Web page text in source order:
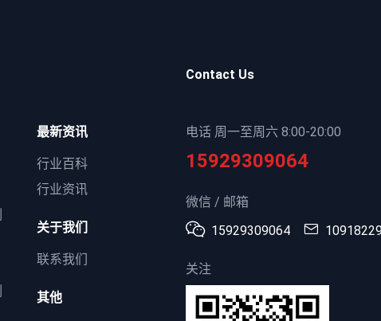
最新资讯
行业百科
行业资讯
关于我们
联系我们
其他
Contact Us
电话 周一至周六 8:00-20:00
15929309064
微信 / 邮箱
15929309064
关注